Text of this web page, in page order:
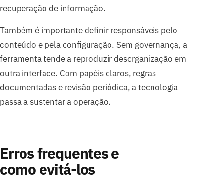
recuperação de informação.
Também é importante definir responsáveis pelo
conteúdo e pela configuração. Sem governança, a
ferramenta tende a reproduzir desorganização em
outra interface. Com papéis claros, regras
documentadas e revisão periódica, a tecnologia
passa a sustentar a operação.
Erros frequentes e
como evitá-los